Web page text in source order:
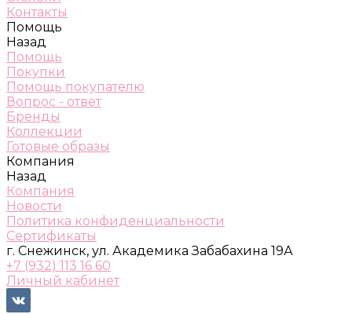
Контакты
Помощь
Назад
Помощь
Покупки
Помощь покупателю
Вопрос - ответ
Бренды
Коллекции
Готовые образы
Компания
Назад
Компания
Новости
Политика конфиденциальности
Сертификаты
г. Снежинск, ул. Академика Забабахина 19А
+7 (932) 113 16 60
Личный кабинет